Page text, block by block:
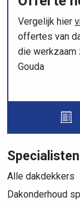
Vergelijk hier
offertes van
die werkzaam
Gouda
Alle dakdekkers
Dakonderhoud